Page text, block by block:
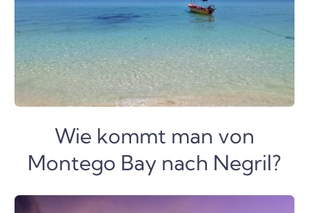
Wie kommt man von
Montego Bay nach Negril?